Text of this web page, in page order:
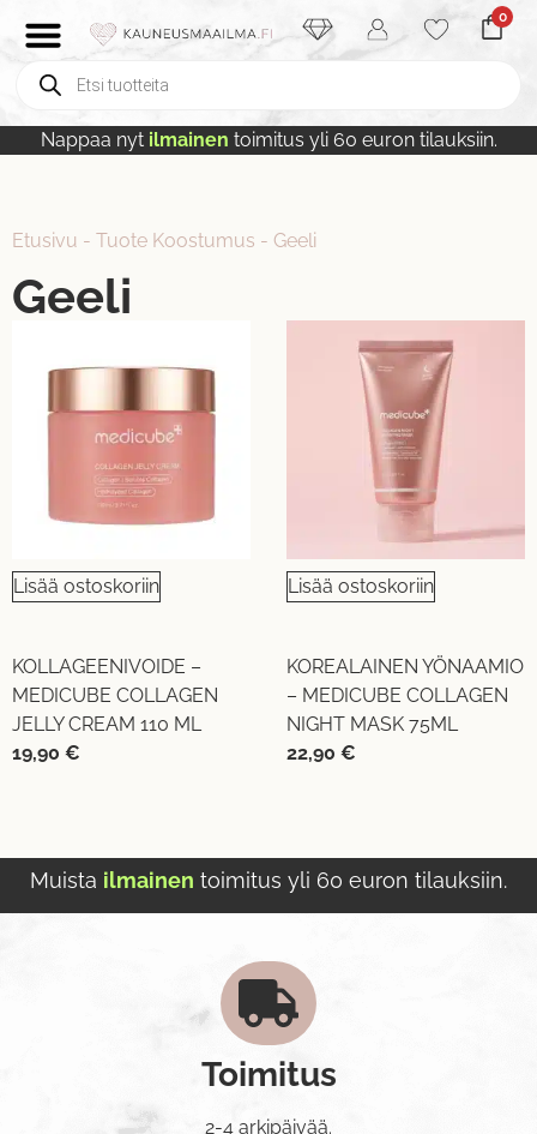
0
Nappaa nyt ilmainen toimitus yli 60 euron tilauksiin.
Etusivu - Tuote Koostumus - Geeli
Geeli
Lisää ostoskoriin
KOLLAGEENIVOIDE –
MEDICUBE COLLAGEN
JELLY CREAM 110 ML
19,90 €
Lisää ostoskoriin
KOREALAINEN YÖNAAMIO
– MEDICUBE COLLAGEN
NIGHT MASK 75ML
22,90 €
Muista ilmainen toimitus yli 60 euron tilauksiin.
Toimitus
2-4 arkipäivää.